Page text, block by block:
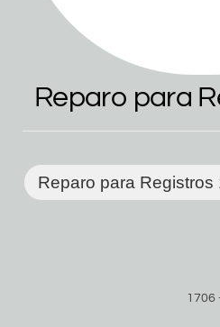
Reparo para
Reparo para Registros
1706